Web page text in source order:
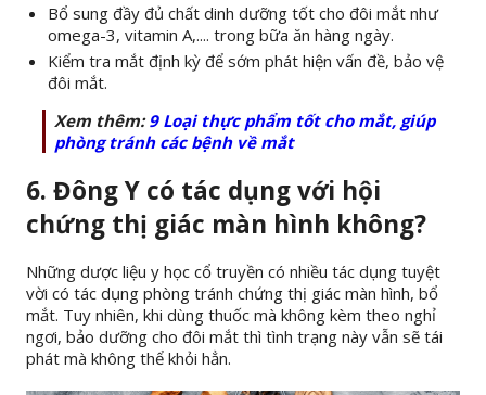
Bổ sung đầy đủ chất dinh dưỡng tốt cho đôi mắt như
omega-3, vitamin A,.... trong bữa ăn hàng ngày.
Kiểm tra mắt định kỳ để sớm phát hiện vấn đề, bảo vệ
đôi mắt.
Xem thêm:9 Loại thực phẩm tốt cho mắt, giúp
phòng tránh các bệnh về mắt
6. Đông Y có tác dụng với hội
chứng thị giác màn hình không?
Những dược liệu y học cổ truyền có nhiều tác dụng tuyệt
vời có tác dụng phòng tránh chứng thị giác màn hình, bổ
mắt. Tuy nhiên, khi dùng thuốc mà không kèm theo nghỉ
ngơi, bảo dưỡng cho đôi mắt thì tình trạng này vẫn sẽ tái
phát mà không thể khỏi hẳn.